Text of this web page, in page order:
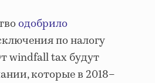
одобрило
по налогу
windfall tax будут
которые в 2018–